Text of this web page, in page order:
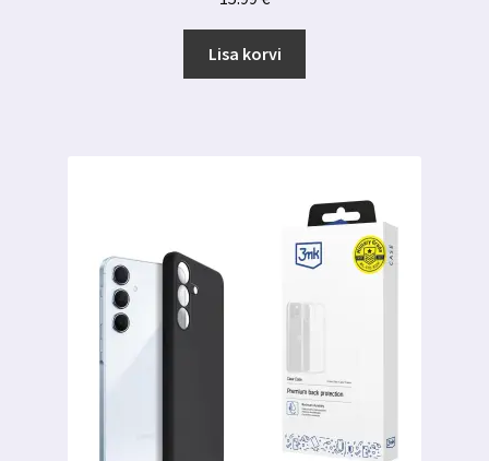
Lisa korvi